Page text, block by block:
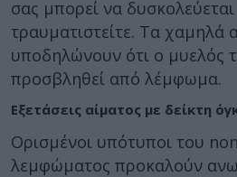
σας μπορεί να
τραυματιστείτε. Τα χαμηλά
υποδηλώνουν ότι ο μυελός
προσβληθεί από λέμφωμα.
Εξετάσεις αίματος με δείκτη
Ορισμένοι υπότυποι του
λεμφώματος προκαλούν